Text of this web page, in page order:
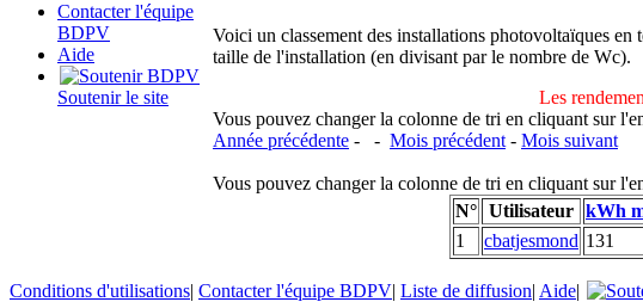
Contacter l'équipe
BDPV
Aide
Soutenir le site
Voici un classement des installations photovoltaïques
taille de l'installation (en divisant par le nombre de Wc).
Les
Vous pouvez changer la colonne de tri en cliquant sur
Année précédente - - Mois précédent - Mois suivant
Vous pouvez changer la colonne de tri en cliquant sur
N° Utilisateur kWh
1
cbatjesmond 131
Conditions d'utilisations| Contacter l'équipe BDPV| Liste de diffusion| Aide|